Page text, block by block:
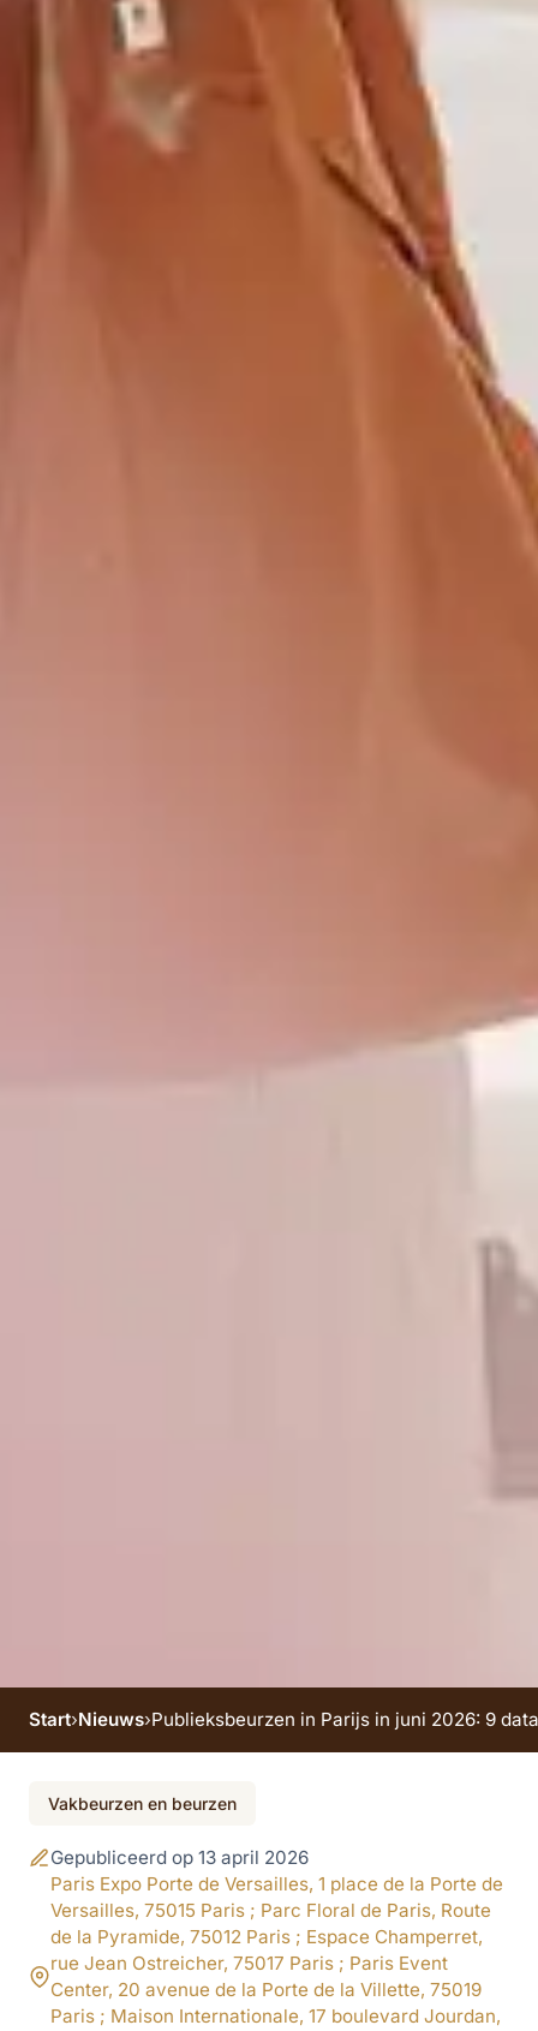
Publieksbeurzen in
Parijs in juni 2026: 9
data om te noteren
Start›Nieuws›Publieksbeurzen in Parijs in juni 2026: 9
Vakbeurzen en beurzen
Gepubliceerd op 13 april 2026
Paris Expo Porte de Versailles, 1 place de la Porte de
Versailles, 75015 Paris ; Parc Floral de Paris, Route
de la Pyramide, 75012 Paris ; Espace Champerret,
rue Jean Ostreicher, 75017 Paris ; Paris Event
Center, 20 avenue de la Porte de la Villette, 75019
Paris ; Maison Internationale, 17 boulevard Jourdan,